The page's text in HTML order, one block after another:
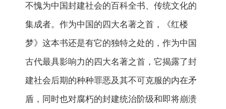
不愧为中国封建社会的百科全书、传统文化的
集成者。作为中国的四大名著之首，《红楼
梦》这本书还是有它的独特之处的，作为中国
古代最具影响力的四大名著之首，它揭露了封
建社会后期的种种罪恶及其不可克服的内在矛
盾，同时也对腐朽的封建统治阶级和即将崩溃